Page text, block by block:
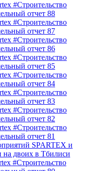
#Строительство
отчет 88
#Строительство
отчет 87
#Строительство
отчет 86
#Строительство
отчет 85
#Строительство
отчет 84
#Строительство
отчет 83
#Строительство
отчет 82
#Строительство
отчет 81
SPARTEX и
двоих в Тбилиси
#Строительство